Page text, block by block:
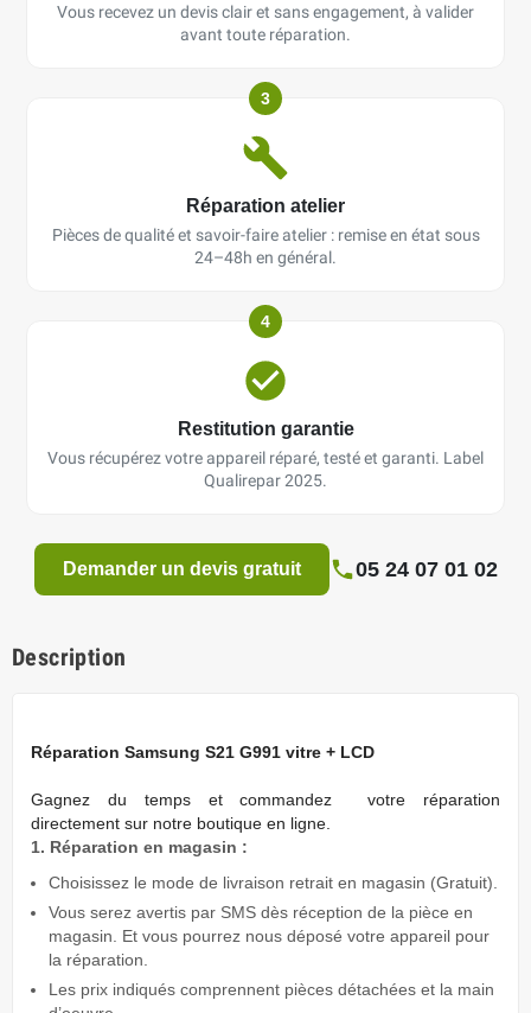
Vous recevez un devis clair et sans engagement, à valider
avant toute réparation.
3
Réparation atelier
Pièces de qualité et savoir-faire atelier : remise en état sous
24–48h en général.
4
Restitution garantie
Vous récupérez votre appareil réparé, testé et garanti. Label
Qualirepar 2025.
Demander un devis gratuit 05 24 07 01 02
Description
Réparation Samsung S21 G991 vitre + LCD
Gagnez du temps et commandez votre réparation
directement sur notre boutique en ligne.
1. Réparation en magasin :
Choisissez le mode de livraison retrait en magasin (Gratuit).
Vous serez avertis par SMS dès réception de la pièce en
magasin. Et vous pourrez nous déposé votre appareil pour
la réparation.
Les prix indiqués comprennent pièces détachées et la main